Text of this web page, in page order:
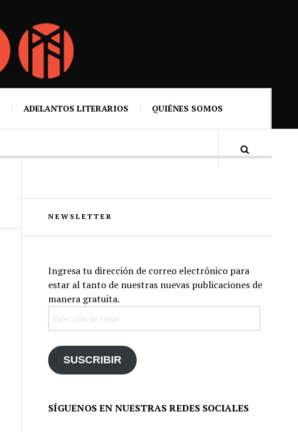
ADELANTOS LITERARIOS QUIÉNES SOMOS
NEWSLETTER
Ingresa tu dirección de correo electrónico para
estar al tanto de nuestras nuevas publicaciones de
manera gratuita.
SUSCRIBIR
SÍGUENOS EN NUESTRAS REDES SOCIALES